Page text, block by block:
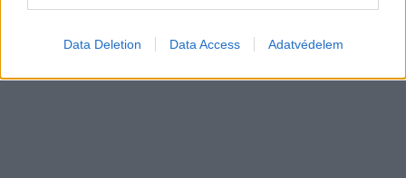
Data Deletion Data Access Adatvédelem